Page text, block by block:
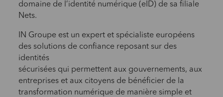
domaine de l’identité numérique (eID) de sa filiale
Nets.
IN Groupe est un expert et spécialiste européens
des solutions de confiance reposant sur des
identités
sécurisées qui permettent aux gouvernements, aux
entreprises et aux citoyens de bénéficier de la
transformation numérique de manière simple et